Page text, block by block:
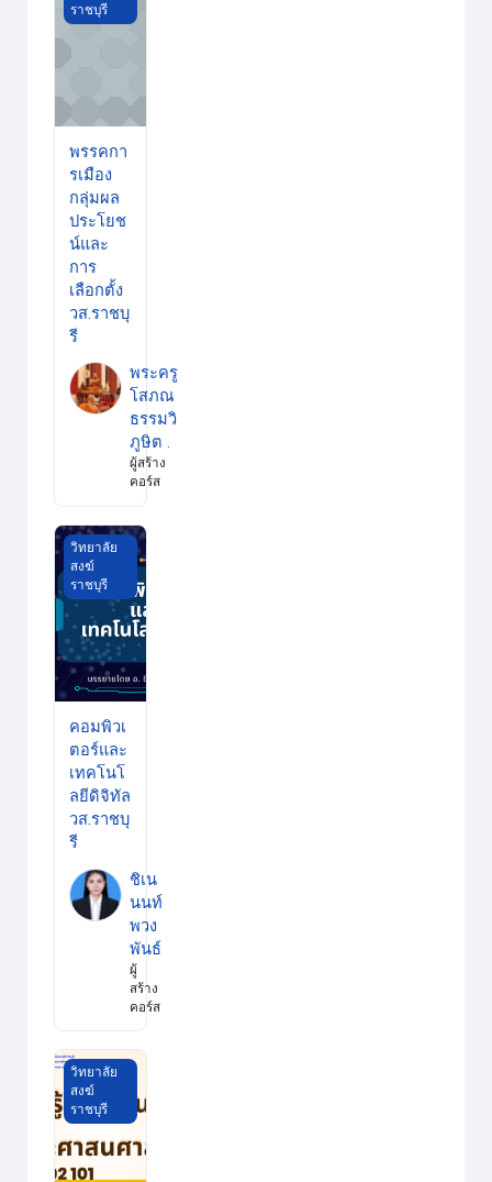
ราชบุรี
พรรคกา
รเมือง
กลุ่มผล
ประโยช
น์และ
การ
เลือกตั้ง
วส.ราชบุ
รี
พระครู
โสภณ
ธรรมวิ
ภูษิต .
ผู้สร้าง
คอร์ส
คอมพิวเตอร์และเทคโนโลยีดิจิทัล วส.ราชบุรี
วิทยาลัย
สงฆ์
ราชบุรี
คอมพิวเ
ตอร์และ
เทคโนโ
ลยีดิจิทัล
วส.ราชบุ
รี
ชิเน
นนท์
พวง
พันธ์
ผู้
สร้าง
คอร์ส
ความรู้เบื้องต้นทางรัฐประศาสนศาสตร์ วส.ราชบุรี
วิทยาลัย
สงฆ์
ราชบุรี